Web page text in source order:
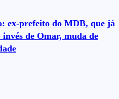
ex-prefeito do MDB, que já
de Omar, muda de